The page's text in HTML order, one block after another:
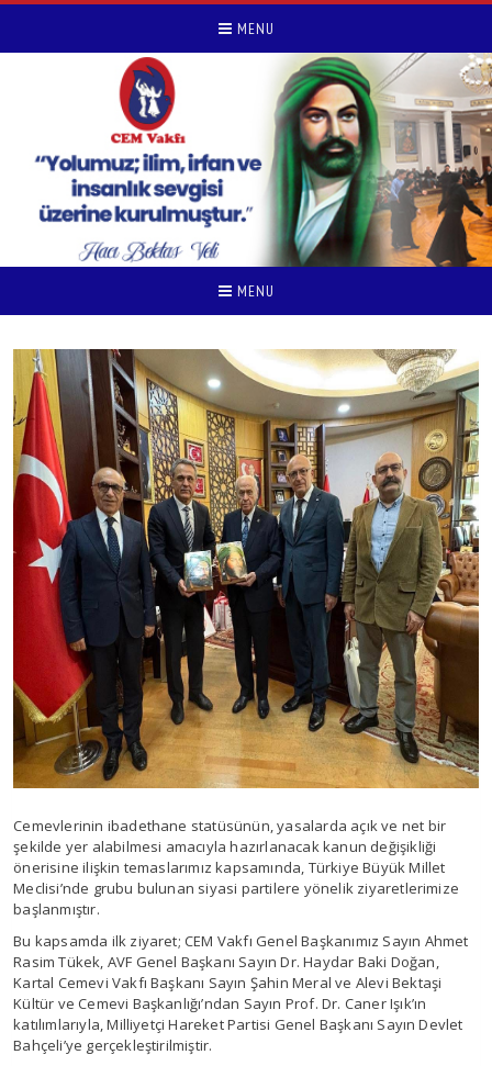
MENU
MENU
Cemevlerinin ibadethane statüsünün, yasalarda açık ve net bir
şekilde yer alabilmesi amacıyla hazırlanacak kanun değişikliği
önerisine ilişkin temaslarımız kapsamında, Türkiye Büyük Millet
Meclisi’nde grubu bulunan siyasi partilere yönelik ziyaretlerimize
başlanmıştır.
Bu kapsamda ilk ziyaret; CEM Vakfı Genel Başkanımız Sayın Ahmet
Rasim Tükek, AVF Genel Başkanı Sayın Dr. Haydar Baki Doğan,
Kartal Cemevi Vakfı Başkanı Sayın Şahin Meral ve Alevi Bektaşi
Kültür ve Cemevi Başkanlığı’ndan Sayın Prof. Dr. Caner Işık’ın
katılımlarıyla, Milliyetçi Hareket Partisi Genel Başkanı Sayın Devlet
Bahçeli’ye gerçekleştirilmiştir.